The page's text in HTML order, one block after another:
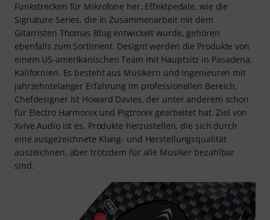
Funkstrecken für Mikrofone her. Effektpedale, wie die
Signature Series, die in Zusammenarbeit mit dem
Gitarristen Thomas Blug entwickelt wurde, gehören
ebenfalls zum Sortiment. Designt werden die Produkte von
einem US-amerikanischen Team mit Hauptsitz in Pasadena,
Kalifornien. Es besteht aus Musikern und Ingenieuren mit
jahrzehntelanger Erfahrung im professionellen Bereich.
Chefdesigner ist Howard Davies, der unter anderem schon
für Electro Harmonix und Pigtronix gearbeitet hat. Ziel von
Xvive Audio ist es, Produkte herzustellen, die sich durch
eine ausgezeichnete Klang- und Herstellungsqualität
auszeichnen, aber trotzdem für alle Musiker bezahlbar
sind.